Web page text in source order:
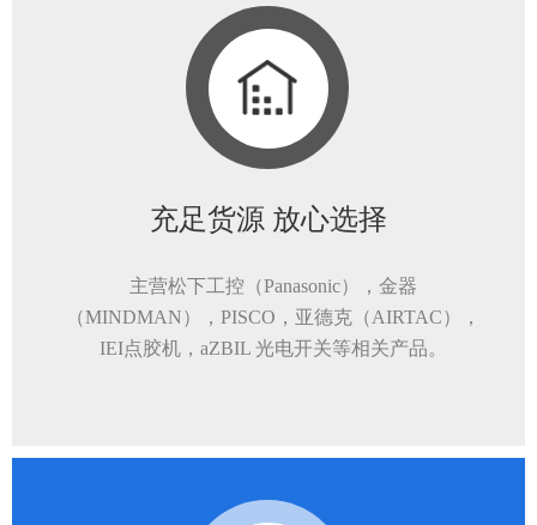
充足货源 放心选择
主营松下工控（Panasonic），金器
（MINDMAN），PISCO，亚德克（AIRTAC），
IEI点胶机，aZBIL 光电开关等相关产品。